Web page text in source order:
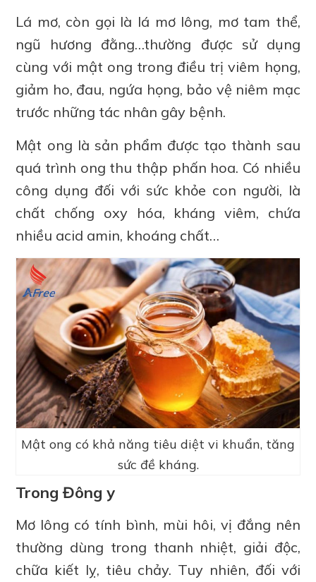
Lá mơ, còn gọi là lá mơ lông, mơ tam thể,
ngũ hương đằng…thường được sử dụng
cùng với mật ong trong điều trị viêm họng,
giảm ho, đau, ngứa họng, bảo vệ niêm mạc
trước những tác nhân gây bệnh.
Mật ong là sản phẩm được tạo thành sau
quá trình ong thu thập phấn hoa. Có nhiều
công dụng đối với sức khỏe con người, là
chất chống oxy hóa, kháng viêm, chứa
nhiều acid amin, khoáng chất…
Mật ong có khả năng tiêu diệt vi khuẩn, tăng
sức đề kháng.
Trong Đông y
Mơ lông có tính bình, mùi hôi, vị đắng nên
thường dùng trong thanh nhiệt, giải độc,
chữa kiết lỵ, tiêu chảy. Tuy nhiên, đối với